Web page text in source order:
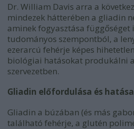
Dr. William Davis arra a
mindezek hátterében a gliadin
aminek fogyasztása függőséget
tudományos szempontból, a
ezerarcú fehérje képes
biológiai hatásokat produkálni
szervezetben.
Gliadin előfordulása és
Gliadin a búzában (és más
található fehérje, a glutén